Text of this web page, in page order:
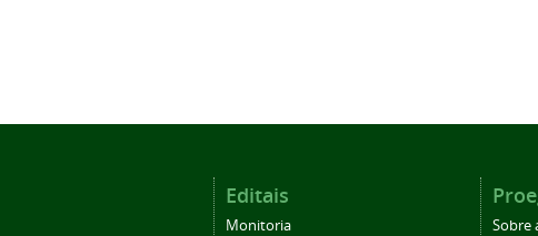
Editais
Monitoria
Sobre